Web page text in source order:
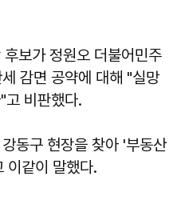
보가 정원오 더불어민주
감면 공약에 대해 "실망
고 비판했다.
동구 현장을 찾아 '부동산
이같이 말했다.